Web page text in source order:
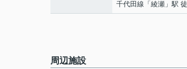
千代田線 「綾瀬 」駅
周辺施設